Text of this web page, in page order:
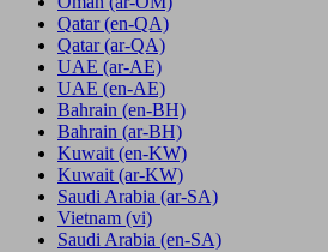
Qatar (en-QA)
Qatar (ar-QA)
UAE (ar-AE)
UAE (en-AE)
Bahrain (en-BH)
Bahrain (ar-BH)
Kuwait (en-KW)
Kuwait (ar-KW)
Saudi Arabia (ar-SA)
Vietnam (vi)
Saudi Arabia (en-SA)